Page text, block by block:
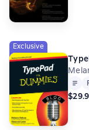
Exclusive
Text